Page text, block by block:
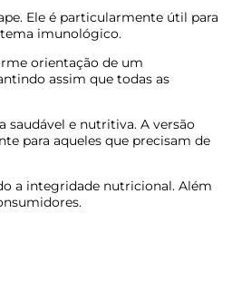
Ele é particularmente útil para
imunológico.
orientação de um
assim que todas as
saudável e nutritiva. A versão
para aqueles que precisam de
a integridade nutricional. Além